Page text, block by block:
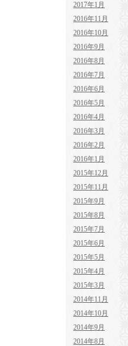
2017年1月
2016年11月
2016年10月
2016年9月
2016年8月
2016年7月
2016年6月
2016年5月
2016年4月
2016年3月
2016年2月
2016年1月
2015年12月
2015年11月
2015年9月
2015年8月
2015年7月
2015年6月
2015年5月
2015年4月
2015年3月
2014年11月
2014年10月
2014年9月
2014年8月